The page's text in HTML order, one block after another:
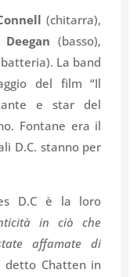
(chitarra),
Deegan (basso),
La band
del film “Il
e star del
Fontane era il
D.C. stanno per
D.C è la loro
in ciò che
affamate di
detto Chatten in